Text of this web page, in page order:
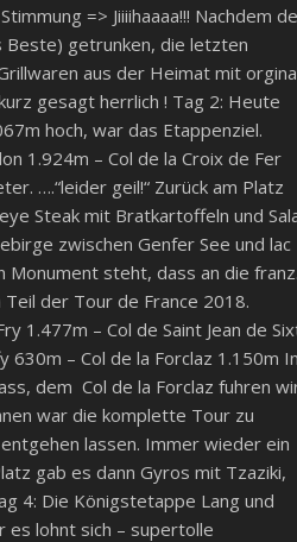
=> Jiiiihaaaa!!! Nachdem
Beste) getrunken, die letzten
aus der Heimat mit
gesagt herrlich ! Tag 2: Heute
hoch, war das Etappenziel.
1.924m – Col de la Croix de Fer
….“leider geil!“ Zurück am Platz
Steak mit Bratkartoffeln und
zwischen Genfer See und lac
Monument steht, dass an die franz.
der Tour de France 2018.
1.477m – Col de Saint Jean de
630m – Col de la Forclaz 1.150m In
dem Col de la Forclaz fuhren
war die komplette Tour zu
lassen. Immer wieder ein
gab es dann Gyros mit Tzaziki,
4: Die Königstetappe Lang und
es lohnt sich – supertolle